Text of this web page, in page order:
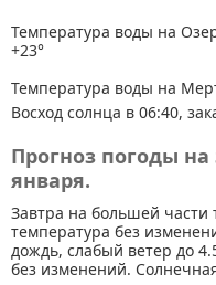
Температура воды на
+23°
Температура воды на
Восход солнца в 06:40,
Прогноз погоды на
января.
Завтра на большей части
температура без
дождь, слабый ветер до
без изменений.